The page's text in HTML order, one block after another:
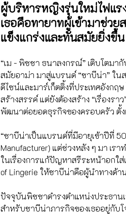
ผู้บริหารหญิงรุ่นใหม่ไฟแ
เธอคือทายาทผู้เข้ามาช่ว
แข็งแกร่งและทันสมัยยิ่งขึ้น
“เม - พิชชา ธนาลงกรณ์” เติบโตมา
สมัยอาม่า มาสู่แบรนด์ “ซาบีน่า” ใ
ดีไซน์และมาร์เก็ตติ้งที่ประเทศอังกฤ
สร้างสรรค์ แต่ยังต้องสร้าง “เรื่องร
พัฒนาต่อยอดธุรกิจของครอบครัว ตั้ง
“ซาบีน่าเป็นแบรนด์ที่มีอายุเข้าปีที่ 50
Manufacturer) แต่ช่วงหลัง ๆ มา เร
ในเรื่องการแก้ปัญหาสรีระหน้าอกใ
of Lingerie ให้ซาบีน่าคือผู้นำทางด้
ปัจจุบันพิชชาดำรงตำแหน่งประธาน
สำหรับซาบีน่าภารกิจของเธออยู่กับ